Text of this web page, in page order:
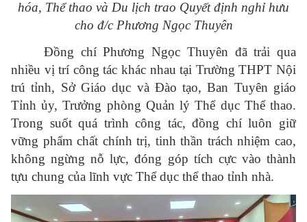
hóa, Thể thao và Du lịch trao Quyết định nghỉ hưu
cho đ/c Phương Ngọc Thuyên
Đồng chí Phương Ngọc Thuyên đã trải qua
nhiều vị trí công tác khác nhau tại Trường THPT Nội
trú tỉnh, Sở Giáo dục và Đào tạo, Ban Tuyên giáo
Tỉnh ủy, Trưởng phòng Quản lý Thể dục Thể thao.
Trong suốt quá trình công tác, đồng chí luôn giữ
vững phẩm chất chính trị, tinh thần trách nhiệm cao,
không ngừng nỗ lực, đóng góp tích cực vào thành
tựu chung của lĩnh vực Thể dục thể thao tỉnh nhà.